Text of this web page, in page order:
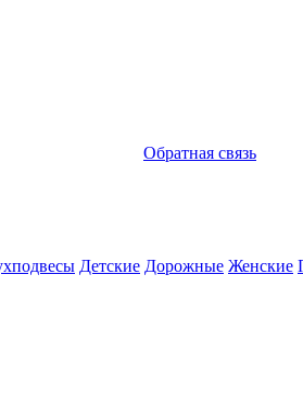
Обратная связь
Детские Дорожные Женские